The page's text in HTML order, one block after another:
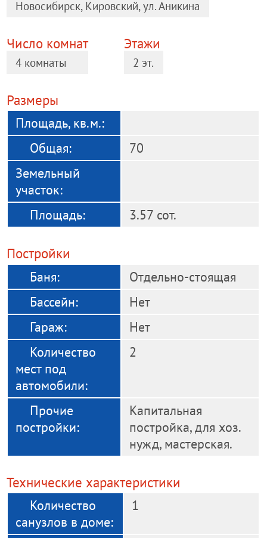
Новосибирск, Кировский, ул. Аникина
Число комнат
4 комнаты
Этажи
2 эт.
Размеры
Площадь, кв.м.:
Общая:
70
Земельный
участок:
Площадь:
3.57 сот.
Постройки
Баня:
Отдельно-стоящая
Бассейн:
Нет
Гараж:
Нет
Количество
мест под
автомобили:
2
Прочие
постройки:
Капитальная
постройка, для хоз.
нужд, мастерская.
Технические характеристики
Количество
санузлов в доме:
1